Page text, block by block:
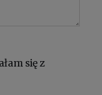
się z